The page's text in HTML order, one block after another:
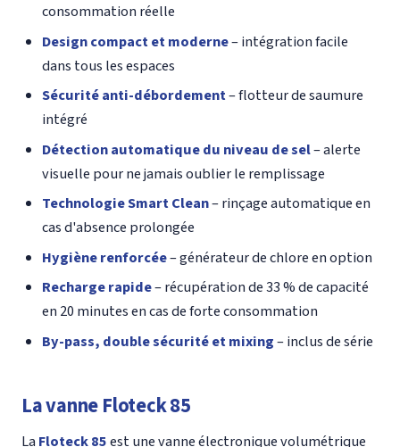
consommation réelle
Design compact et moderne– intégration facile
dans tous les espaces
Sécurité anti-débordement– flotteur de saumure
intégré
Détection automatique du niveau de sel– alerte
visuelle pour ne jamais oublier le remplissage
Technologie Smart Clean– rinçage automatique en
cas d'absence prolongée
Hygiène renforcée– générateur de chlore en option
Recharge rapide– récupération de 33 % de capacité
en 20 minutes en cas de forte consommation
By-pass, double sécurité et mixing– inclus de série
La vanne Floteck 85
La Floteck 85est une vanne électronique volumétrique